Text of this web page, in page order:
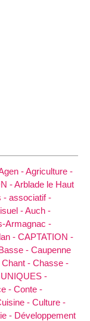
-Agriculture -
-Arblade le Haut
- associatif -
-Auch -
Armagnac -
- CAPTATION -
- Caupenne
Chant - Chasse -
-
- Conte -
- Culture -
- Développement